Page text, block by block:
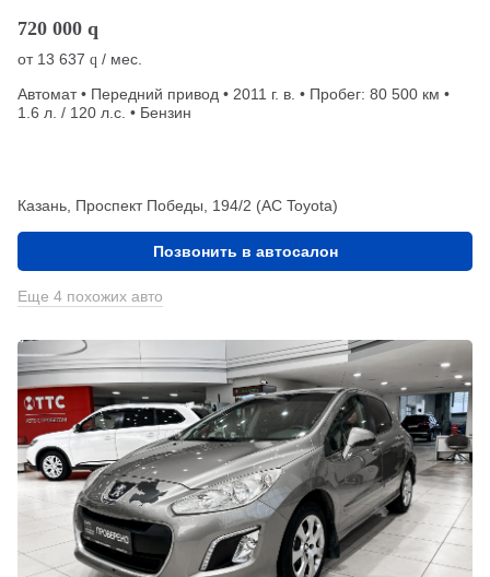
720 000 q
от 13 637 q / мес.
Автомат • Передний привод • 2011 г. в. • Пробег: 80 500 км •
1.6 л. / 120 л.с. • Бензин
Казань, Проспект Победы, 194/2 (АС Toyota)
Позвонить в автосалон
Еще 4 похожих авто